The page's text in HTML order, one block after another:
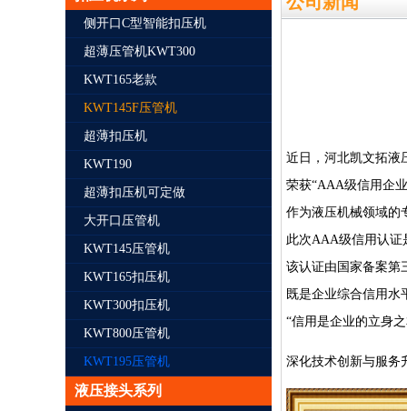
侧开口C型智能扣压机
超薄压管机KWT300
KWT165老款
KWT145F压管机
超薄扣压机
KWT190
超薄扣压机可定做
大开口压管机
KWT145压管机
KWT165扣压机
KWT300扣压机
KWT800压管机
KWT195压管机
液压接头系列
近日，河北凯文拓液
荣获“AAA级信用企
作为液压机械领域的
此次AAA级信用认证
该认证由国家备案第
既是企业综合信用水
“信用是企业的立身
深化技术创新与服务